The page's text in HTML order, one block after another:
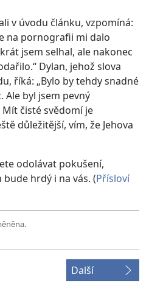
v úvodu článku, vzpomíná:
na pornografii mi dalo
jsem selhal, ale nakonec
Dylan, jehož slova
říká: „Bylo by tehdy snadné
Ale byl jsem pevný
čisté svědomí je
důležitější, vím, že Jehova
odolávat pokušení,
hrdý i na vás. (Přísloví
Další